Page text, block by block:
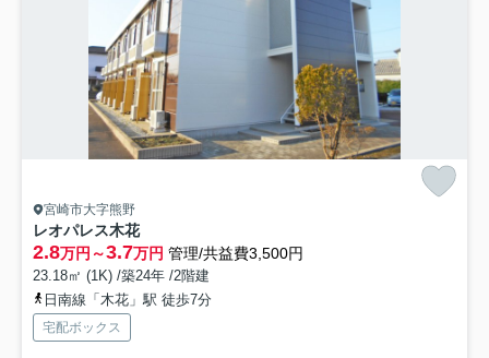
宮崎市大字熊野
レオパレス木花
2.8万円～3.7万円 管理/共益費3,500円
23.18㎡ (1K) /築24年 /2階建
日南線「木花」駅 徒歩7分
宅配ボックス